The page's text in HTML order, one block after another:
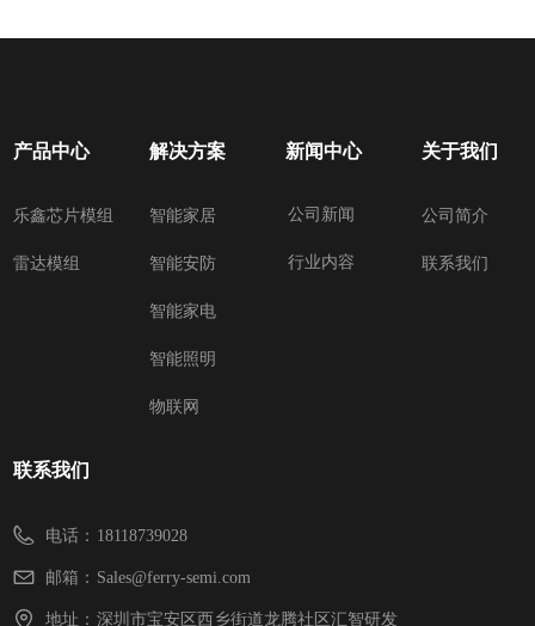
产品中心
乐鑫芯片模组
雷达模组
解决方案
智能家居
智能安防
智能家电
智能照明
物联网
新闻中心
公司新闻
行业内容
关于我们
公司简介
联系我们
联系我们
电话： 18118739028
邮箱： Sales@ferry-semi.com
地址： 深圳市宝安区西乡街道龙腾社区汇智研发